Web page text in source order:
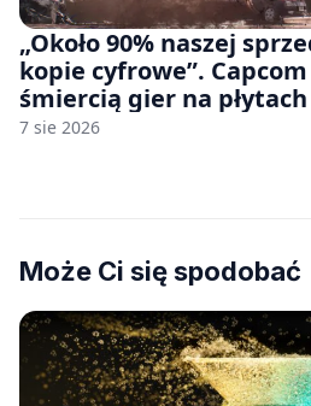
„Około 90% naszej
kopie cyfrowe”.
śmiercią gier na płytach
7 sie 2026
Może Ci się spodobać